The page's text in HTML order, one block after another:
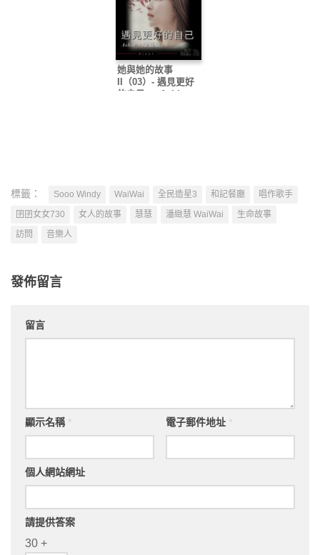
她與她的故事
II（03）- 遇見更好
的自己 — Ashia x
標籤： Sooo Windy WaiWai 全民造星3 和記餐廳
唱作歌手
囝囝女女730
女人的故事 慧慧 潘緻慧 WaiWai
生命故事
訪問
音樂人
發佈留言
留言
顯示名稱 電子郵件地址
個人網站網址
請提供答案
30 +